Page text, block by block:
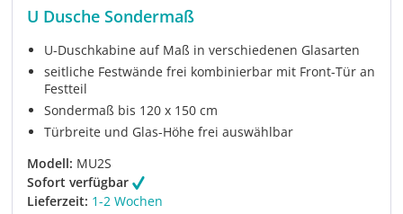
U Dusche Sondermaß
U-Duschkabine auf Maß in verschiedenen Glasarten
seitliche Festwände frei kombinierbar mit Front-Tür an
Festteil
Sondermaß bis 120 x 150 cm
Türbreite und Glas-Höhe frei auswählbar
Modell: MU2S
Sofort verfügbar
Lieferzeit: 1-2 Wochen